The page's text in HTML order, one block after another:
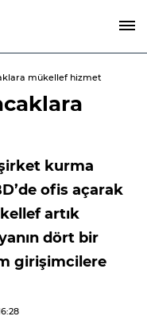
mükellef hizmet
kurma
ofis açarak
artık
dört bir
girişimcilere